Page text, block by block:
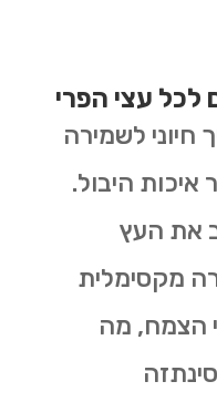
לכל עצי הפרי
חיוני לשמירה
איכות היבול.
את העץ
מקסימלית
הצמח, מה